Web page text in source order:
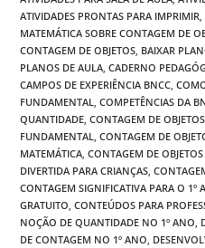
ATIVIDADES PRONTAS PARA IMPRIMIR,
MATEMÁTICA SOBRE CONTAGEM DE
CONTAGEM DE OBJETOS, BAIXAR
PLANOS DE AULA, CADERNO
CAMPOS DE EXPERIÊNCIA BNCC,
FUNDAMENTAL, COMPETÊNCIAS DA
QUANTIDADE, CONTAGEM DE
FUNDAMENTAL, CONTAGEM DE
MATEMÁTICA, CONTAGEM DE
DIVERTIDA PARA CRIANÇAS,
CONTAGEM SIGNIFICATIVA PARA O 1º
GRATUITO, CONTEÚDOS PARA
NOÇÃO DE QUANTIDADE NO 1º ANO,
DE CONTAGEM NO 1º ANO,